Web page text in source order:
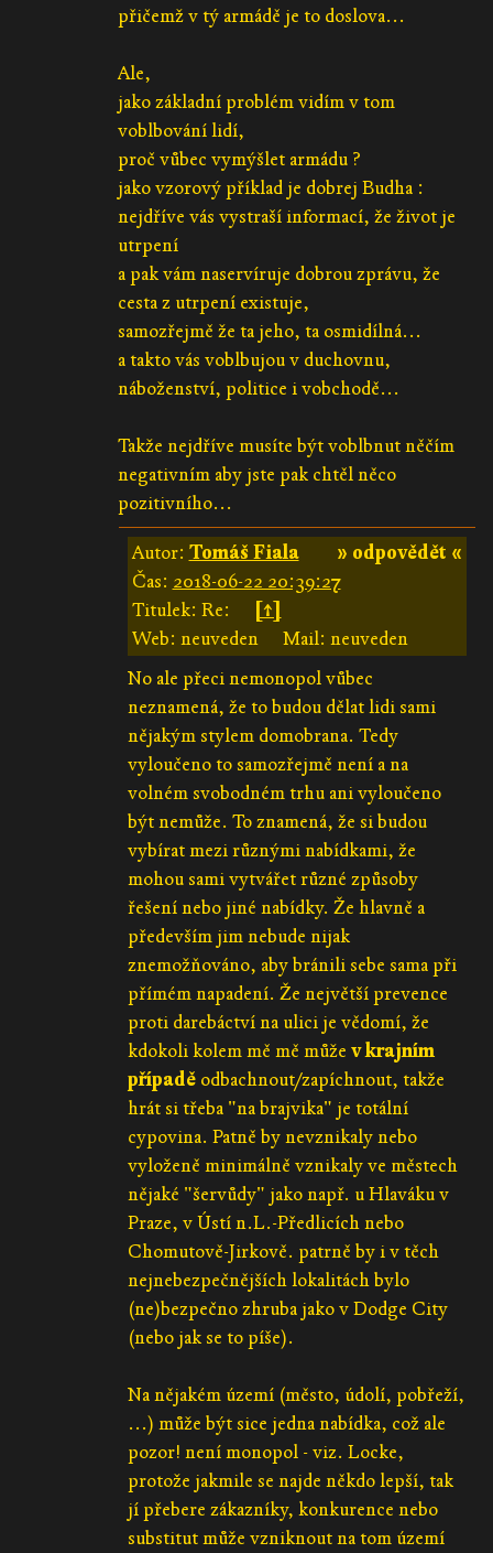
přičemž v tý armádě je to doslova...
Ale,
jako základní problém vidím v tom
voblbování lidí,
proč vůbec vymýšlet armádu ?
jako vzorový příklad je dobrej Budha :
nejdříve vás vystraší informací, že život je
utrpení
a pak vám naservíruje dobrou zprávu, že
cesta z utrpení existuje,
samozřejmě že ta jeho, ta osmidílná...
a takto vás voblbujou v duchovnu,
náboženství, politice i vobchodě...
Takže nejdříve musíte být voblbnut něčím
negativním aby jste pak chtěl něco
pozitivního...
» odpovědět «
Autor: Tomáš Fiala
Čas: 2018-06-22 20:39:27
Titulek: Re:
[↑]
Web: neuveden
Mail: neuveden
No ale přeci nemonopol vůbec
neznamená, že to budou dělat lidi sami
nějakým stylem domobrana. Tedy
vyloučeno to samozřejmě není a na
volném svobodném trhu ani vyloučeno
být nemůže. To znamená, že si budou
vybírat mezi různými nabídkami, že
mohou sami vytvářet různé způsoby
řešení nebo jiné nabídky. Že hlavně a
především jim nebude nijak
znemožňováno, aby bránili sebe sama při
přímém napadení. Že největší prevence
proti darebáctví na ulici je vědomí, že
kdokoli kolem mě mě může v krajním
případěodbachnout/zapíchnout, takže
hrát si třeba "na brajvika" je totální
cypovina. Patně by nevznikaly nebo
vyloženě minimálně vznikaly ve městech
nějaké "šervůdy" jako např. u Hlaváku v
Praze, v Ústí n.L.-Předlicích nebo
Chomutově-Jirkově. patrně by i v těch
nejnebezpečnějších lokalitách bylo
(ne)bezpečno zhruba jako v Dodge City
(nebo jak se to píše).
Na nějakém území (město, údolí, pobřeží,
...) může být sice jedna nabídka, což ale
pozor! není monopol - viz. Locke,
protože jakmile se najde někdo lepší, tak
jí přebere zákazníky, konkurence nebo
substitut může vzniknout na tom území